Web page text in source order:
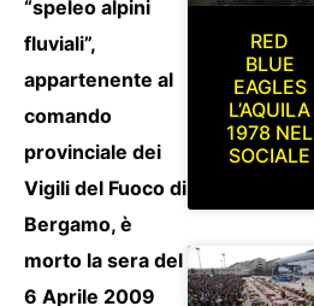
“speleo alpini
fluviali”,
appartenente al
comando
provinciale dei
Vigili del Fuoco di
Bergamo, è
morto la sera del
6 Aprile 2009
RED
BLUE
EAGLES
L’AQUILA
1978 NEL
SOCIALE